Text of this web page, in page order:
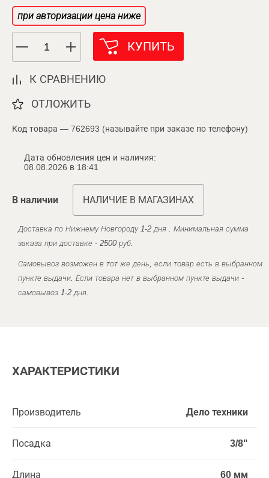
при авторизации цена ниже
КУПИТЬ
К СРАВНЕНИЮ
ОТЛОЖИТЬ
Код товара — 762693 (называйте при заказе по телефону)
Дата обновления цен и наличия:
08.08.2026 в 18:41
В наличии НАЛИЧИЕ В МАГАЗИНАХ
Доставка по Нижнему Новгороду 1-2 дня . Минимальная сумма
заказа при доставке - 2500 руб.
Самовывоз возможен в тот же день, если товар есть в выбранном
пункте выдачи. Если товара нет в выбранном пункте выдачи -
самовывоз 1-2 дня.
ХАРАКТЕРИСТИКИ
Производитель Дело техники
Посадка 3/8"
Длина 60 мм